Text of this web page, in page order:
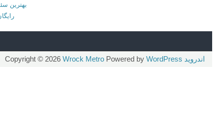
بهترین سئو
رایگان
اندرویدCopyright © 2026
Wrock MetroPowered byWordPress